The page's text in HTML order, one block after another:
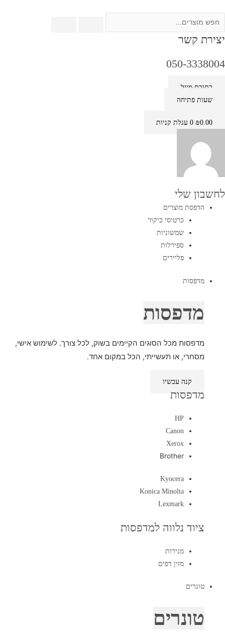
יצירת קשר
050-3338004
כתובת מייל
שעות פתיחה
₪0.00
0 עגלת קניות
לחשבון שלי
הדפסת מוצרים
כרטיסי ביקור
שמשוניות
ספירלות
פליירים
מדפסות
מדפסות
מדפסות מכל הסוגים הקיימים בשוק, לכל צורך. לשימוש אישי,
מסחרי, או תעשייתי, הכל במקום אחד.
קנה עכשיו
מדפסות
HP
Canon
Xerox
Brother
Kyocera
Konica Minolta
Lexmark
ציוד נלווה למדפסות
מגירות
מזין דפים
טונרים
טונרים
טונר
תואם
CF226A